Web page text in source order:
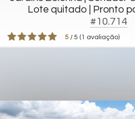
Lote quitado | Pronto
#10.714
5 / 5 ( 1 avaliação)